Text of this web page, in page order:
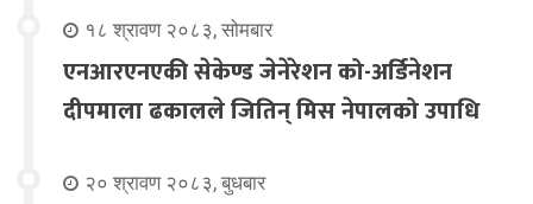
१८ श्रावण २०८३, सोमबार
एनआरएनएकी सेकेण्ड जेनेरेशन को-अर्डिनेशन
दीपमाला ढकालले जितिन् मिस नेपालको उपाधि
२० श्रावण २०८३, बुधबार